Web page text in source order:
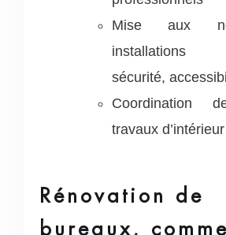
Mise aux
installations
sécurité,
Coordination
travaux d’intérieur
Rénovation de
bureaux,